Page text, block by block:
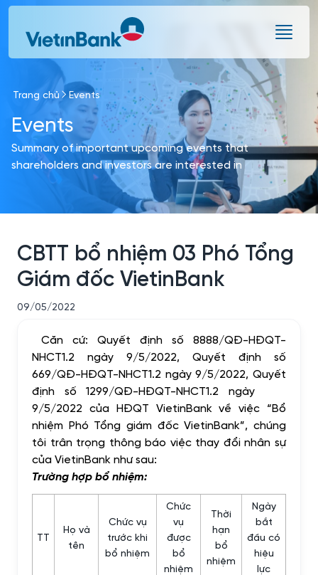
Skip to Main Content
Trang chủ Events
Events
Summary of important upcoming events that
shareholders and investors are interested in
CBTT bổ nhiệm 03 Phó Tổng
Giám đốc VietinBank
09/05/2022
Căn cứ: Quyết định số 8888/QĐ-HĐQT-
NHCT1.2 ngày 9/5/2022, Quyết định số
669/QĐ-HĐQT-NHCT1.2 ngày 9/5/2022, Quyết
định số 1299/QĐ-HĐQT-NHCT1.2 ngày
9/5/2022 của HĐQT VietinBank về việc “Bổ
nhiệm Phó Tổng giám đốc VietinBank”, chúng
tôi trân trọng thông báo việc thay đổi nhân sự
của VietinBank như sau:
Trường hợp bổ nhiệm:
TT
Họ và
tên
Chức vụ
trước khi
bổ nhiệm
Chức
vụ
được
bổ
nhiệm
Thời
hạn
bổ
nhiệm
Ngày
bắt
đầu có
hiệu
lực